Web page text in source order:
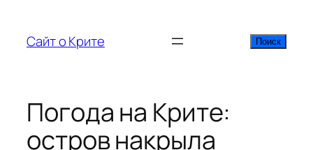
содержимому
Сайт о Крите Поиск
Поиск
Погода на Крите:
остров накрыла